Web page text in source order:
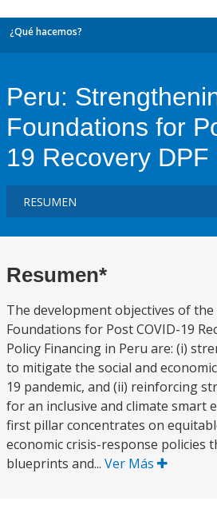
¿Qué hacemos?
Peru:
Foundations for
19 Recovery DPF
Resumen*
The development objectives of
Foundations for Post COVID-19
Policy Financing in Peru are: (i)
to mitigate the social and
19 pandemic, and (ii) reinforcing
for an inclusive and climate smart
first pillar concentrates on
economic crisis-response policies
blueprints and... Ver Más